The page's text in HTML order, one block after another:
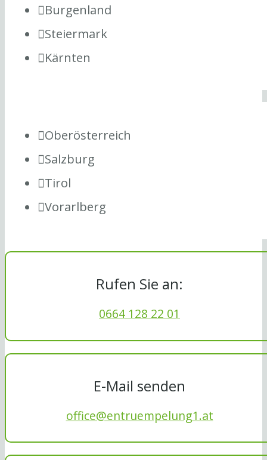
Burgenland
Steiermark
Kärnten
Oberösterreich
Salzburg
Tirol
Vorarlberg
Rufen Sie an:
0664 128 22 01
E-Mail senden
office@entruempelung1.at